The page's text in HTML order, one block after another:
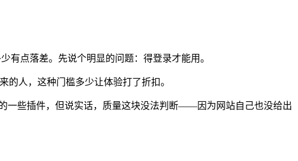
有点落差。先说个明显的问题：得登录才能用。
人，这种门槛多少让体验打了折扣。
一些插件，但说实话，质量这块没法判断——因为网站自己也没给出